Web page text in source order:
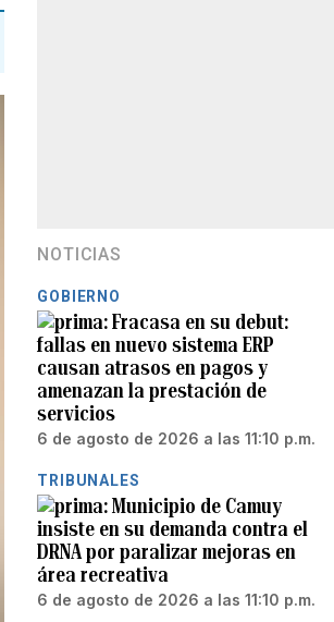
NOTICIAS
GOBIERNO
Fracasa en su debut:
fallas en nuevo sistema ERP
causan atrasos en pagos y
amenazan la prestación de
servicios
6 de agosto de 2026 a las 11:10 p.m.
TRIBUNALES
Municipio de Camuy
insiste en su demanda contra el
DRNA por paralizar mejoras en
área recreativa
6 de agosto de 2026 a las 11:10 p.m.